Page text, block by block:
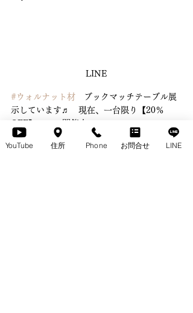
LINE
#ウォルナット材 ブックマッチテーブル展
示しています♬　現在、一台限り【20％
YouTube 住所 Phone お問合せ LINE